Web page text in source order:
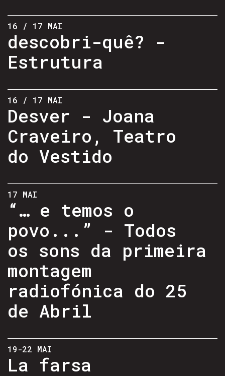
16 / 17 MAI
descobri-quê? -
Estrutura
16 / 17 MAI
Desver - Joana
Craveiro, Teatro
do Vestido
17 MAI
“… e temos o
povo...” - Todos
os sons da primeira
montagem
radiofónica do 25
de Abril
19-22 MAI
La farsa